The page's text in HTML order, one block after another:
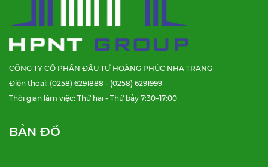
CÔNG TY CỔ PHẦN ĐẦU TƯ HOÀNG PHÚC NHA TRANG
Điện thoại: (0258) 6291888 - (0258) 6291999
Thời gian làm việc: Thứ hai - Thứ bảy 7:30–17:00
BẢN ĐỒ